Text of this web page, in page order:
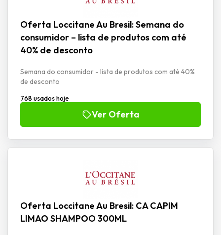
Oferta Loccitane Au Bresil: Semana do
consumidor – lista de produtos com até
40% de desconto
Semana do consumidor - lista de produtos com até 40%
de desconto
768 usados hoje
Ver Oferta
Oferta Loccitane Au Bresil: CA CAPIM
LIMAO SHAMPOO 300ML